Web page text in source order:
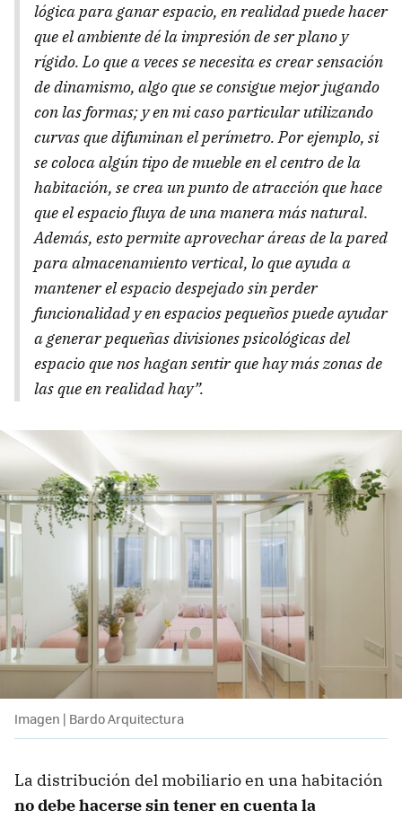
lógica para ganar espacio, en realidad puede hacer
que el ambiente dé la impresión de ser plano y
rígido. Lo que a veces se necesita es crear sensación
de dinamismo, algo que se consigue mejor jugando
con las formas; y en mi caso particular utilizando
curvas que difuminan el perímetro. Por ejemplo, si
se coloca algún tipo de mueble en el centro de la
habitación, se crea un punto de atracción que hace
que el espacio fluya de una manera más natural.
Además, esto permite aprovechar áreas de la pared
para almacenamiento vertical, lo que ayuda a
mantener el espacio despejado sin perder
funcionalidad y en espacios pequeños puede ayudar
a generar pequeñas divisiones psicológicas del
espacio que nos hagan sentir que hay más zonas de
las que en realidad hay”.
Imagen | Bardo Arquitectura
La distribución del mobiliario en una habitación
no debe hacerse sin tener en cuenta la